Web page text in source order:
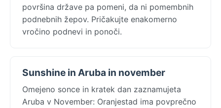
površina države pa pomeni, da ni pomembnih
podnebnih žepov. Pričakujte enakomerno
vročino podnevi in ponoči.
Sunshine in Aruba in november
Omejeno sonce in kratek dan zaznamujeta
Aruba v November: Oranjestad ima povprečno